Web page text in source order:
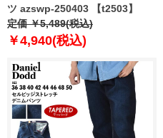
ツ azswp-250403 【t2503】
定価 ￥5,489(税込)
￥4,940(税込)